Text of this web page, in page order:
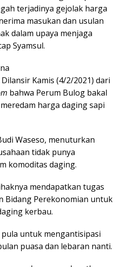
terjadinya gejolak harga
masukan dan usulan
dalam upaya menjaga
Syamsul.
Dilansir Kamis (4/2/2021) dari
bahwa Perum Bulog bakal
harga daging sapi
Waseso, menuturkan
tidak punya
komoditas daging.
mendapatkan tugas
Bidang Perekonomian untuk
kerbau.
untuk mengantisipasi
puasa dan lebaran nanti.